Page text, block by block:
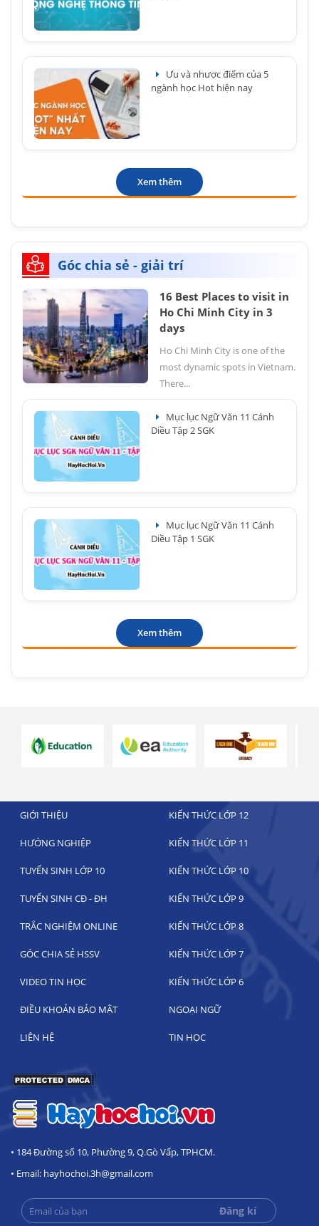
Ưu và nhược điểm của 5
ngành học Hot hiện nay
Xem thêm
Góc chia sẻ - giải trí
16 Best Places to visit in
Ho Chi Minh City in 3
days
Ho Chi Minh City is one of the
most dynamic spots in Vietnam.
There...
Mục lục Ngữ Văn 11 Cánh
Diều Tập 2 SGK
Mục lục Ngữ Văn 11 Cánh
Diều Tập 1 SGK
Xem thêm
GIỚI THIỆU KIẾN THỨC LỚP 12
HƯỚNG NGHIỆP KIẾN THỨC LỚP 11
TUYỂN SINH LỚP 10 KIẾN THỨC LỚP 10
TUYỂN SINH CĐ - ĐH KIẾN THỨC LỚP 9
TRẮC NGHIỆM ONLINE KIẾN THỨC LỚP 8
GÓC CHIA SẺ HSSV KIẾN THỨC LỚP 7
VIDEO TIN HỌC KIẾN THỨC LỚP 6
ĐIỀU KHOẢN BẢO MẬT NGOẠI NGỮ
LIÊN HỆ TIN HỌC
• 184 Đường số 10, Phường 9, Q.Gò Vấp, TPHCM.
• Email: hayhochoi.3h@gmail.com